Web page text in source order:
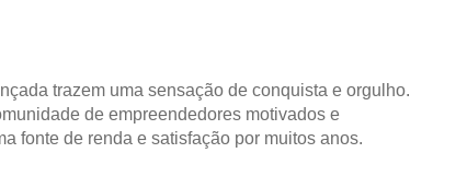
trazem uma sensação de conquista e orgulho.
de empreendedores motivados e
fonte de renda e satisfação por muitos anos.